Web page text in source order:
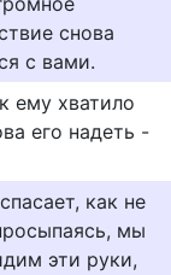
снова
с вами.
ему хватило
его надеть -
как не
мы
эти руки,